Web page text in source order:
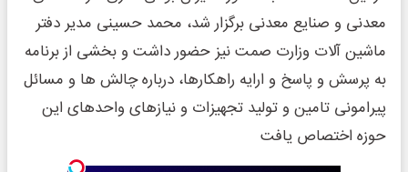
معدنی و صنایع معدنی برگزار شد، محمد حسینی مدیر دفتر
ماشین آلات وزارت صمت نیز حضور داشت و بخشی از برنامه
به پرسش و پاسخ و ارایه راهکارها، درباره چالش ها و مسائل
پیرامونی تامین و تولید تجهیزات و نیازهای واحدهای این
حوزه اختصاص یافت